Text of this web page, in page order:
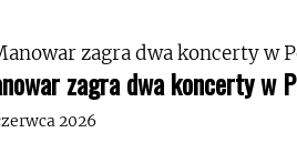
zagra dwa koncerty w
2026